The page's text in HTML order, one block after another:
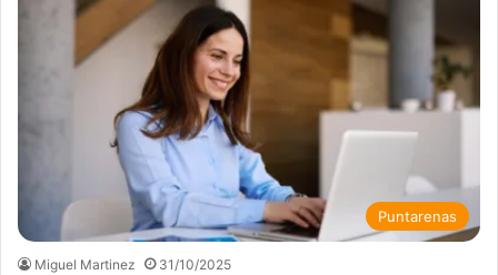
Puntarenas
Miguel Martinez 31/10/2025